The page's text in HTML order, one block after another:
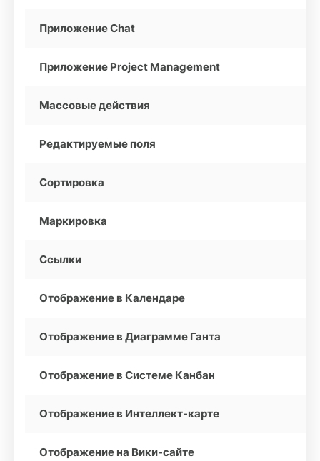
Приложение Chat
Приложение Project Management
Массовые действия
Редактируемые поля
Сортировка
Маркировка
Ссылки
Отображение в Календаре
Отображение в Диаграмме Ганта
Отображение в Системе Канбан
Отображение в Интеллект-карте
Отображение на Вики-сайте